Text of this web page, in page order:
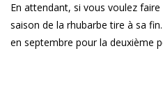
En attendant, si vous voulez
saison de la rhubarbe tire à sa
en septembre pour la deuxième